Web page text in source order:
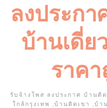
ลงประกา
บ้านเดี่ย
ราค
รับจ้างโพส ลงประกาศ บ้าน
ใกล้กรุงเทพ ,บ้านติดเขา ,บ้